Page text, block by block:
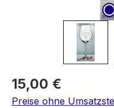
15,00 €
Preise ohne